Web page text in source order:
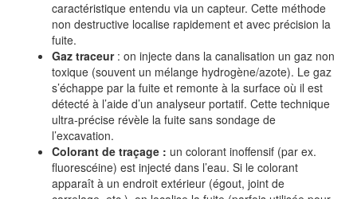
caractéristique entendu via un capteur. Cette méthode
non destructive localise rapidement et avec précision la
fuite.
Gaz traceur: on injecte dans la canalisation un gaz non
toxique (souvent un mélange hydrogène/azote). Le gaz
s’échappe par la fuite et remonte à la surface où il est
détecté à l’aide d’un analyseur portatif. Cette technique
ultra-précise révèle la fuite sans sondage de
l’excavation.
Colorant de traçage : un colorant inoffensif (par ex.
fluorescéine) est injecté dans l’eau. Si le colorant
apparaît à un endroit extérieur (égout, joint de